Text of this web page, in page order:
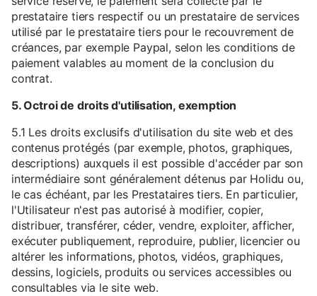
prestataire tiers respectif ou un prestataire de services
utilisé par le prestataire tiers pour le recouvrement de
créances, par exemple Paypal, selon les conditions de
paiement valables au moment de la conclusion du
contrat.
5. Octroi de droits d'utilisation, exemption
5.1 Les droits exclusifs d'utilisation du site web et des
contenus protégés (par exemple, photos, graphiques,
descriptions) auxquels il est possible d'accéder par son
intermédiaire sont généralement détenus par Holidu ou,
le cas échéant, par les Prestataires tiers. En particulier,
l'Utilisateur n'est pas autorisé à modifier, copier,
distribuer, transférer, céder, vendre, exploiter, afficher,
exécuter publiquement, reproduire, publier, licencier ou
altérer les informations, photos, vidéos, graphiques,
dessins, logiciels, produits ou services accessibles ou
consultables via le site web.